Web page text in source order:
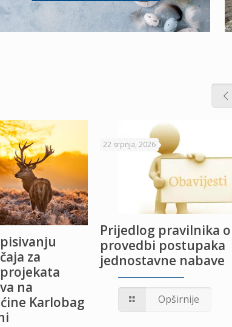
za
na
Karlobag
22 srpnja, 2026
Prijedlog pravilnika o
provedbi postupaka
jednostavne nabave
Opširnije